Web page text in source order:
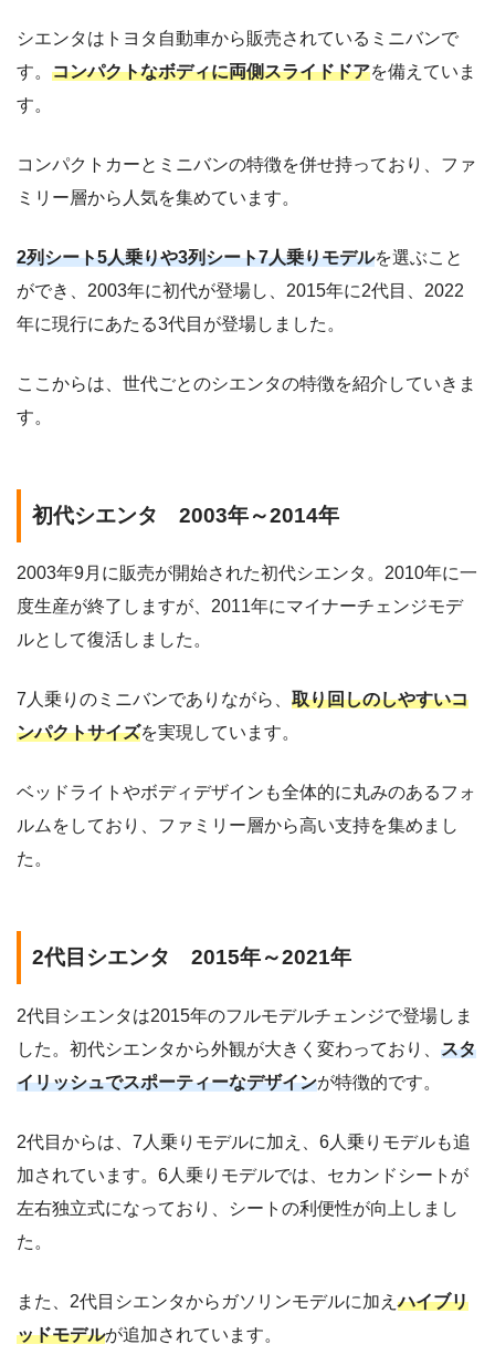
シエンタはトヨタ自動車から販売されているミニバンで
す。 コンパクトなボディに両側スライドドアを備えていま
す。
コンパクトカーとミニバンの特徴を併せ持っており、ファ
ミリー層から人気を集めています。
2列シート5人乗りや3列シート7人乗りモデルを選ぶこと
ができ、2003年に初代が登場し、2015年に2代目、2022
年に現行にあたる3代目が登場しました。
ここからは、世代ごとのシエンタの特徴を紹介していきま
す。
初代シエンタ 2003年～2014年
2003年9月に販売が開始された初代シエンタ。2010年に一
度生産が終了しますが、2011年にマイナーチェンジモデ
ルとして復活しました。
7人乗りのミニバンでありながら、 取り回しのしやすいコ
ンパクトサイズを実現しています。
ベッドライトやボディデザインも全体的に丸みのあるフォ
ルムをしており、ファミリー層から高い支持を集めまし
た。
2代目シエンタ 2015年～2021年
2代目シエンタは2015年のフルモデルチェンジで登場しま
した。初代シエンタから外観が大きく変わっており、 スタ
イリッシュでスポーティーなデザインが特徴的です。
2代目からは、7人乗りモデルに加え、6人乗りモデルも追
加されています。6人乗りモデルでは、セカンドシートが
左右独立式になっており、シートの利便性が向上しまし
た。
また、2代目シエンタからガソリンモデルに加えハイブリ
ッドモデルが追加されています。